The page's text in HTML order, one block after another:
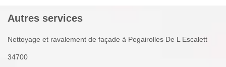
Autres services
Nettoyage et ravalement de façade à Pegairolles De L Escalett
34700